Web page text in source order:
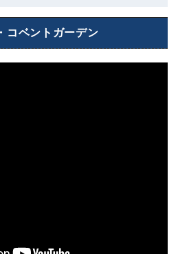
コベントガーデン